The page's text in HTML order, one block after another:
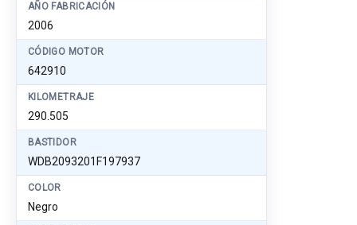
AÑO FABRICACIÓN
2006
CÓDIGO MOTOR
642910
KILOMETRAJE
290.505
BASTIDOR
WDB2093201F197937
COLOR
Negro